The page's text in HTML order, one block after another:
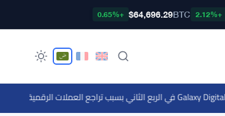
+2.12%
BTC
$64,696.29
+0.65%
·الحيتان تضيف 190,000 بيتكوين منذ ديسمبر مع إشارات قاع